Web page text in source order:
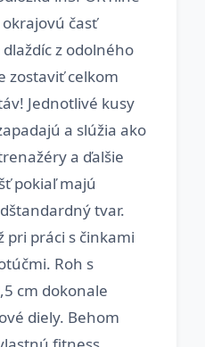
časť
z odolného
zostaviť celkom
Jednotlivé kusy
a slúžia ako
a ďalšie
pokiaľ majú
tvar.
pri práci s činkami
Roh s
cm dokonale
diely. Behom